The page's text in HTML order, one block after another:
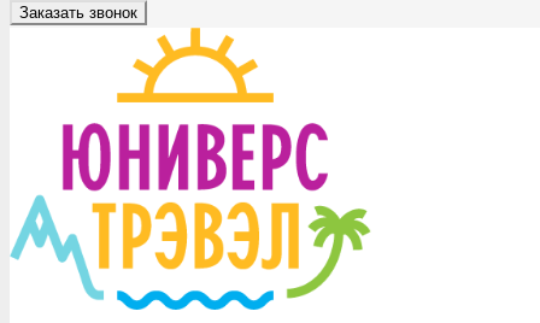
Заказать звонок